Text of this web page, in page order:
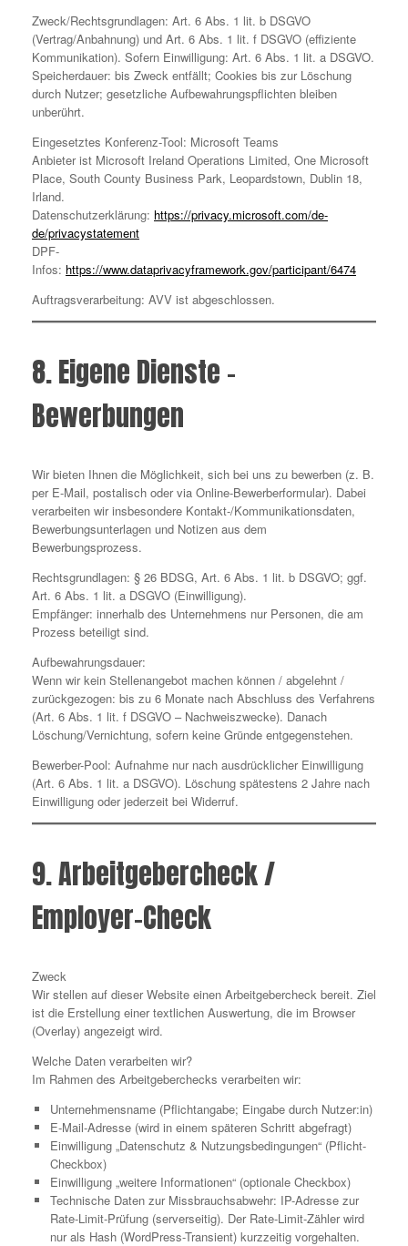
Zweck/Rechtsgrundlagen: Art. 6 Abs. 1 lit. b DSGVO
(Vertrag/Anbahnung) und Art. 6 Abs. 1 lit. f DSGVO (effiziente
Kommunikation). Sofern Einwilligung: Art. 6 Abs. 1 lit. a DSGVO.
Speicherdauer: bis Zweck entfällt; Cookies bis zur Löschung
durch Nutzer; gesetzliche Aufbewahrungspflichten bleiben
unberührt.
Eingesetztes Konferenz-Tool: Microsoft Teams
Anbieter ist Microsoft Ireland Operations Limited, One Microsoft
Place, South County Business Park, Leopardstown, Dublin 18,
Irland.
Datenschutzerklärung: https://privacy.microsoft.com/de-
de/privacystatement
DPF-
Infos: https://www.dataprivacyframework.gov/participant/6474
Auftragsverarbeitung: AVV ist abgeschlossen.
8. Eigene Dienste –
Bewerbungen
Wir bieten Ihnen die Möglichkeit, sich bei uns zu bewerben (z. B.
per E-Mail, postalisch oder via Online-Bewerberformular). Dabei
verarbeiten wir insbesondere Kontakt-/Kommunikationsdaten,
Bewerbungsunterlagen und Notizen aus dem
Bewerbungsprozess.
Rechtsgrundlagen: § 26 BDSG, Art. 6 Abs. 1 lit. b DSGVO; ggf.
Art. 6 Abs. 1 lit. a DSGVO (Einwilligung).
Empfänger: innerhalb des Unternehmens nur Personen, die am
Prozess beteiligt sind.
Aufbewahrungsdauer:
Wenn wir kein Stellenangebot machen können / abgelehnt /
zurückgezogen: bis zu 6 Monate nach Abschluss des Verfahrens
(Art. 6 Abs. 1 lit. f DSGVO – Nachweiszwecke). Danach
Löschung/Vernichtung, sofern keine Gründe entgegenstehen.
Bewerber-Pool: Aufnahme nur nach ausdrücklicher Einwilligung
(Art. 6 Abs. 1 lit. a DSGVO). Löschung spätestens 2 Jahre nach
Einwilligung oder jederzeit bei Widerruf.
9. Arbeitgebercheck /
Employer-Check
Zweck
Wir stellen auf dieser Website einen Arbeitgebercheck bereit. Ziel
ist die Erstellung einer textlichen Auswertung, die im Browser
(Overlay) angezeigt wird.
Welche Daten verarbeiten wir?
Im Rahmen des Arbeitgeberchecks verarbeiten wir:
Unternehmensname (Pflichtangabe; Eingabe durch Nutzer:in)
E-Mail-Adresse (wird in einem späteren Schritt abgefragt)
Einwilligung „Datenschutz & Nutzungsbedingungen“ (Pflicht-
Checkbox)
Einwilligung „weitere Informationen“ (optionale Checkbox)
Technische Daten zur Missbrauchsabwehr: IP-Adresse zur
Rate-Limit-Prüfung (serverseitig). Der Rate-Limit-Zähler wird
nur als Hash (WordPress-Transient) kurzzeitig vorgehalten.